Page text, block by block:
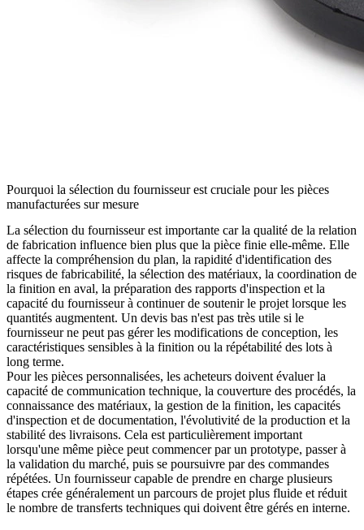
Pourquoi la sélection du fournisseur est cruciale pour les pièces
manufacturées sur mesure
La sélection du fournisseur est importante car la qualité de la relation
de fabrication influence bien plus que la pièce finie elle-même. Elle
affecte la compréhension du plan, la rapidité d'identification des
risques de fabricabilité, la sélection des matériaux, la coordination de
la finition en aval, la préparation des rapports d'inspection et la
capacité du fournisseur à continuer de soutenir le projet lorsque les
quantités augmentent. Un devis bas n'est pas très utile si le
fournisseur ne peut pas gérer les modifications de conception, les
caractéristiques sensibles à la finition ou la répétabilité des lots à
long terme.
Pour les pièces personnalisées, les acheteurs doivent évaluer la
capacité de communication technique, la couverture des procédés, la
connaissance des matériaux, la gestion de la finition, les capacités
d'inspection et de documentation, l'évolutivité de la production et la
stabilité des livraisons. Cela est particulièrement important
lorsqu'une même pièce peut commencer par un prototype, passer à
la validation du marché, puis se poursuivre par des commandes
répétées. Un fournisseur capable de prendre en charge plusieurs
étapes crée généralement un parcours de projet plus fluide et réduit
le nombre de transferts techniques qui doivent être gérés en interne.